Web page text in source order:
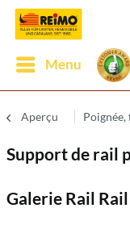
Menu
Aperçu
Support de rail
Galerie Rail